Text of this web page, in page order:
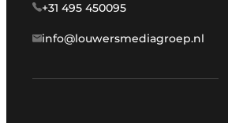
+31 495 450095
info@louwersmediagroep.nl